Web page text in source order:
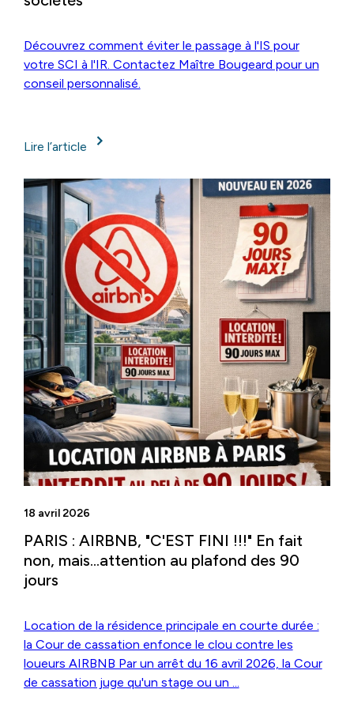
Découvrez comment éviter le passage à l'IS pour
votre SCI à l'IR. Contactez Maître Bougeard pour un
conseil personnalisé.
Lire l’article
18 avril 2026
PARIS : AIRBNB, "C'EST FINI !!!" En fait
non, mais...attention au plafond des 90
jours
Location de la résidence principale en courte durée :
la Cour de cassation enfonce le clou contre les
loueurs AIRBNB Par un arrêt du 16 avril 2026, la Cour
de cassation juge qu'un stage ou un ...